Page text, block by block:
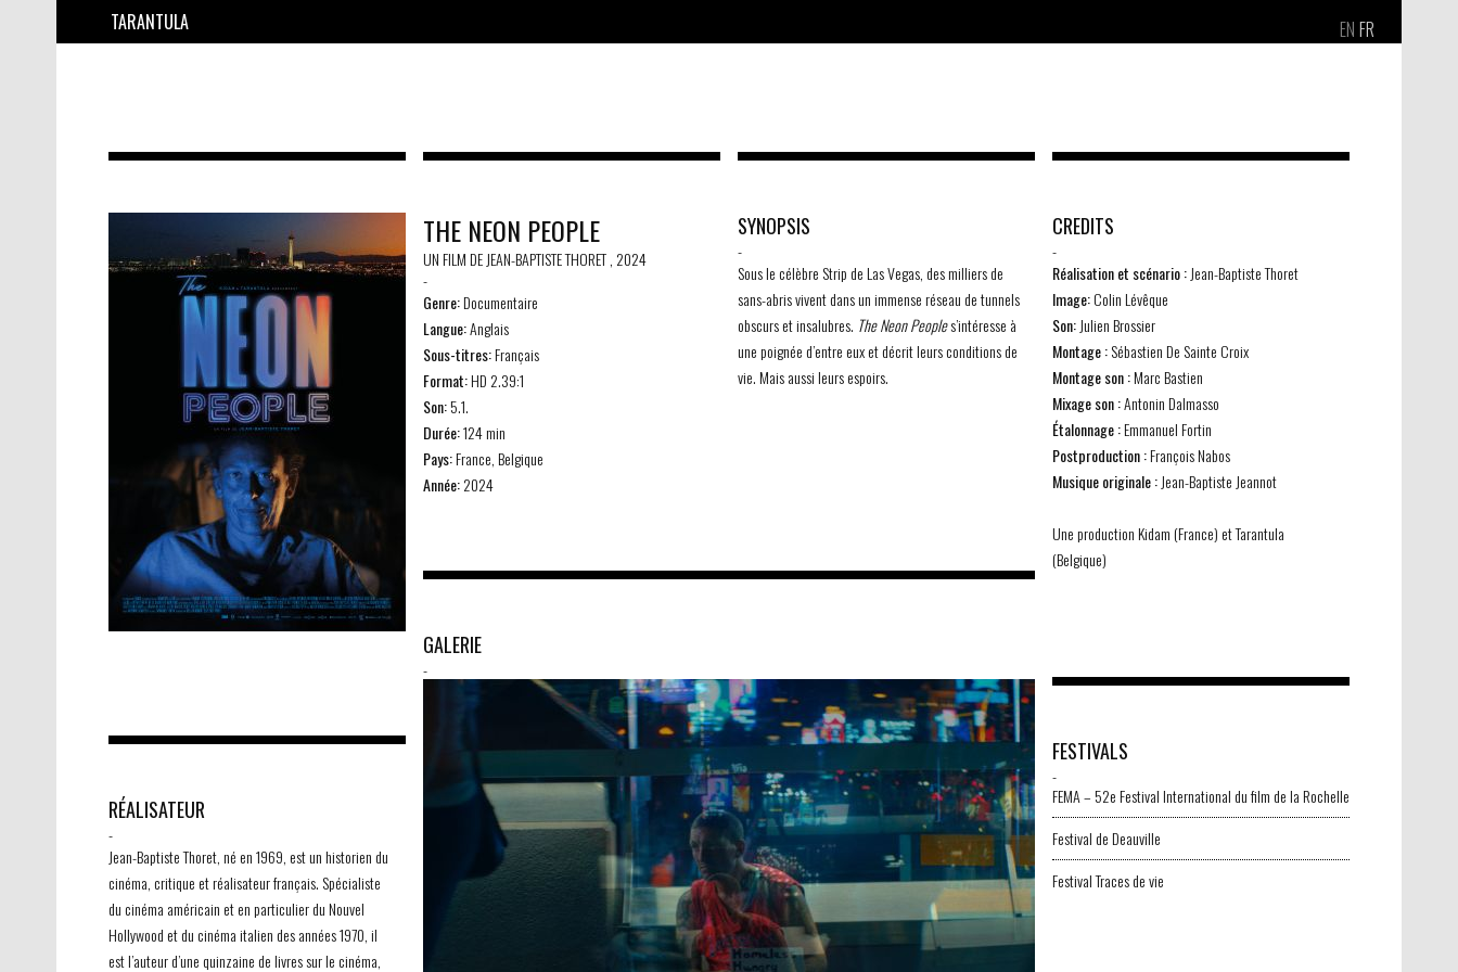
EN FR
TARANTULA
THE NEON PEOPLE
UN FILM DE JEAN-BAPTISTE THORET , 2024
-
Genre:Documentaire
Langue:Anglais
Sous-titres:Français
Format:HD 2.39:1
Son:5.1.
Durée:124 min
Pays:France, Belgique
Année:2024
SYNOPSIS
-
Sous le célèbre Strip de Las Vegas, des milliers de
sans-abris vivent dans un immense réseau de tunnels
obscurs et insalubres. The Neon Peoples’intéresse à
une poignée d’entre eux et décrit leurs conditions de
vie. Mais aussi leurs espoirs.
CREDITS
-
Réalisation et scénario :Jean-Baptiste Thoret
Image:Colin Lévêque
Son:Julien Brossier
Montage :Sébastien De Sainte Croix
Montage son :Marc Bastien
Mixage son :Antonin Dalmasso
Étalonnage :Emmanuel Fortin
Postproduction :François Nabos
Musique originale :Jean-Baptiste Jeannot
Une production Kidam (France) et Tarantula
(Belgique)
GALERIE
-
FESTIVALS
-
FEMA – 52e Festival International du film de la Rochelle
Festival de Deauville
Festival Traces de vie
RÉALISATEUR
-
Jean-Baptiste Thoret, né en 1969, est un historien du
cinéma, critique et réalisateur français. Spécialiste
du cinéma américain et en particulier du Nouvel
Hollywood et du cinéma italien des années 1970, il
est l’auteur d’une quinzaine de livres sur le cinéma,